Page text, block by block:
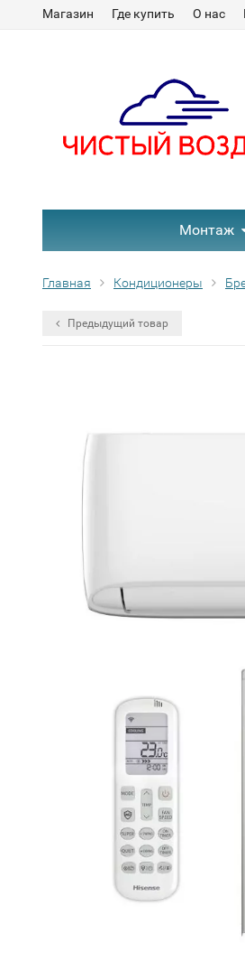
Магазин Где купить О нас
Монтаж
Главная Кондиционеры
Предыдущий товар